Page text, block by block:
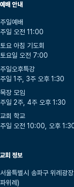
예배 안내
주일예배
주일 오전 11:00
토요 아침 기도회
토요일 오전 7:00
주일오후특강
주일 1주, 3주 오후 1:30
목장 모임
주일 2주, 4주 오후 1:30
교회 학교
주일 오전 10:00, 오후
교회 정보
서울특별시 송파구 위례광
파위례)